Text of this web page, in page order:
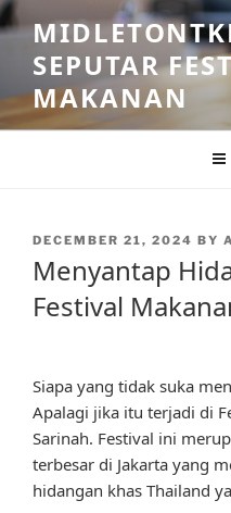
Skip
to
contentSEPUTAR
MAKANAN
POSTED
DECEMBER 21, 2024 BY
Menyantap
Festival
Siapa yang tidak suka
Apalagi jika itu terjadi di
Sarinah. Festival ini
terbesar di Jakarta yang
hidangan khas Thailand